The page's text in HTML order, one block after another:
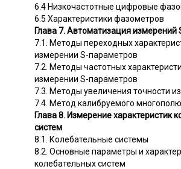
6.4 Низкочастотные цифровые
6.5 Характеристики фазометров
Глава 7. Автоматизация измерений
7.1. Методы переходных
измерении S-параметров
7.2. Методы частотных
измерении S-параметров
7.3. Методы увеличения точности
7.4. Метод калибруемого
Глава 8. Измерение характеристик
систем
8.1. Колебательные системы
8.2. Основные параметры и
колебательных систем